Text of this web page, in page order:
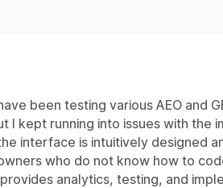
been testing various AEO and
I kept running into issues with the
interface is intuitively designed
who do not know how to
analytics, testing, and